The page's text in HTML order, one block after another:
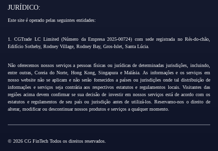
JURÍDICO:
Este site é operado pelas seguintes entidades:
1. CGTrade LC Limited (Número da Empresa 2025-00724) com sede registrada no Rés-do-chão,
Edifício Sotheby, Rodney Village, Rodney Bay, Gros-Islet, Santa Lúcia.
Não oferecemos nossos serviços a pessoas físicas ou jurídicas de determinadas jurisdições, incluindo,
entre outras, Coreia do Norte, Hong Kong, Singapura e Malásia. As informações e os serviços em
nosso website não se aplicam e não serão fornecidos a países ou jurisdições onde tal distribuição de
informações e serviços seja contrária aos respectivos estatutos e regulamentos locais. Visitantes das
regiões acima devem confirmar se sua decisão de investir em nossos serviços está de acordo com os
estatutos e regulamentos de seu país ou jurisdição antes de utilizá-los. Reservamo-nos o direito de
alterar, modificar ou descontinuar nossos produtos e serviços a qualquer momento.
© 2026 CG FinTech Todos os direitos reservados.